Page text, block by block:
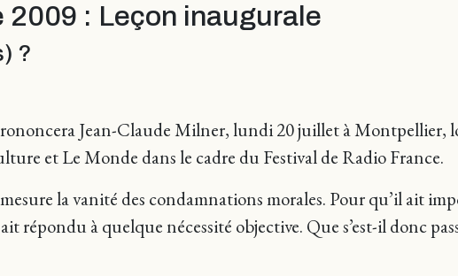
2009 : Leçon inaugurale
?
Jean-Claude Milner, lundi 20 juillet à Montpellier,
et Le Monde dans le cadre du Festival de Radio France.
la vanité des condamnations morales. Pour qu’il ait
répondu à quelque nécessité objective. Que s’est-il donc